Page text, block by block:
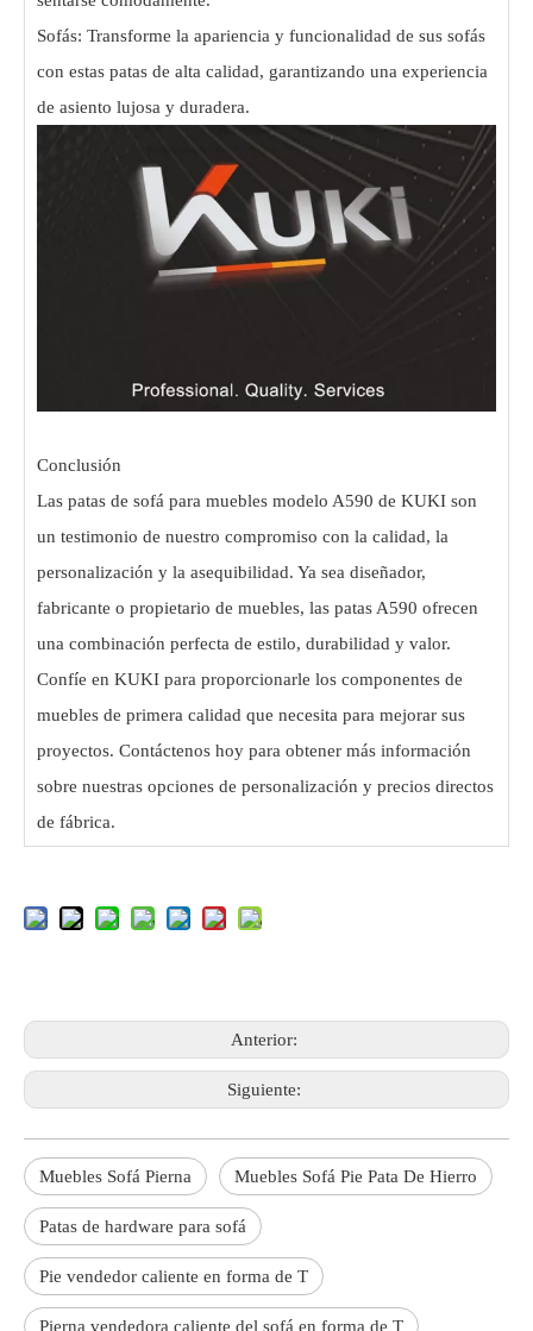
Sofás: Transforme la apariencia y funcionalidad de sus sofás
con estas patas de alta calidad, garantizando una experiencia
de asiento lujosa y duradera.
Conclusión
Las patas de sofá para muebles modelo A590 de KUKI son
un testimonio de nuestro compromiso con la calidad, la
personalización y la asequibilidad. Ya sea diseñador,
fabricante o propietario de muebles, las patas A590 ofrecen
una combinación perfecta de estilo, durabilidad y valor.
Confíe en KUKI para proporcionarle los componentes de
muebles de primera calidad que necesita para mejorar sus
proyectos. Contáctenos hoy para obtener más información
sobre nuestras opciones de personalización y precios directos
de fábrica.
Anterior:
Siguiente:
Muebles Sofá Pierna Muebles Sofá Pie Pata De Hierro
Patas de hardware para sofá
Pie vendedor caliente en forma de T
Pierna vendedora caliente del sofá en forma de T